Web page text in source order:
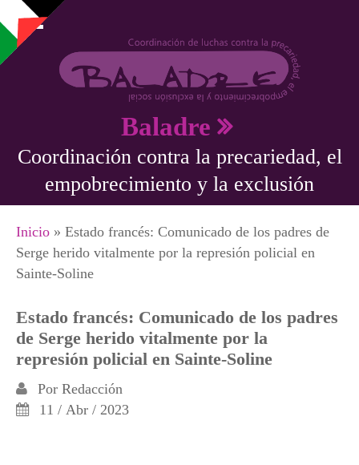
Pasar al contenido principal
Baladre
Coordinación contra la precariedad, el
empobrecimiento y la exclusión
Se encuentra usted aquí
Inicio » Estado francés: Comunicado de los padres de
Serge herido vitalmente por la represión policial en
Sainte-Soline
Estado francés: Comunicado de los padres
de Serge herido vitalmente por la
represión policial en Sainte-Soline
Por Redacción
11 / Abr / 2023